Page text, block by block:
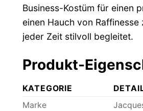
Business-Kostüm für einen
einen Hauch von
jeder Zeit stilvoll begleitet.
Produkt-
KATEGORIE
Marke